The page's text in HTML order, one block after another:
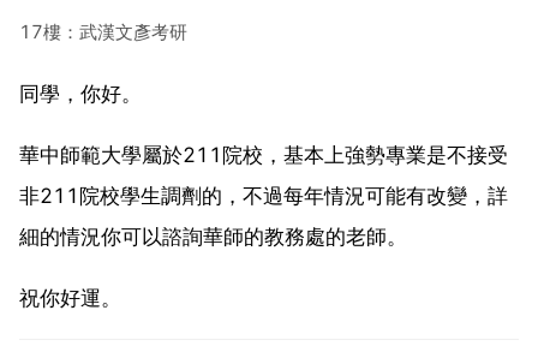
17樓：武漢文彥考研
同學，你好。
華中師範大學屬於211院校，基本上強勢專業是不接受
非211院校學生調劑的，不過每年情況可能有改變，詳
細的情況你可以諮詢華師的教務處的老師。
祝你好運。